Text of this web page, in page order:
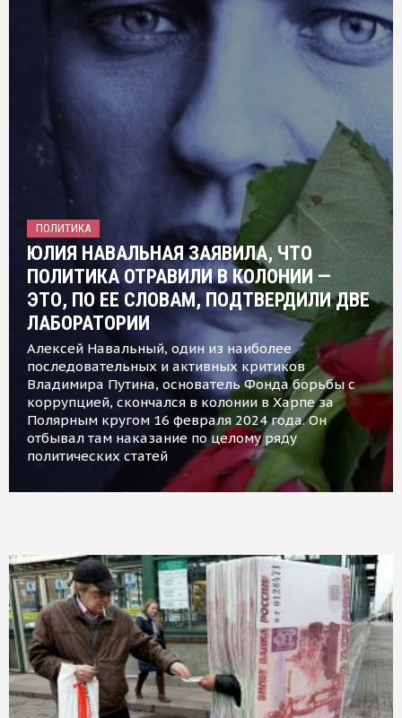
ПОЛИТИКА
ЮЛИЯ НАВАЛЬНАЯ ЗАЯВИЛА, ЧТО
ПОЛИТИКА ОТРАВИЛИ В КОЛОНИИ —
ЭТО, ПО ЕЕ СЛОВАМ, ПОДТВЕРДИЛИ ДВЕ
ЛАБОРАТОРИИ
Алексей Навальный, один из наиболее
последовательных и активных критиков
Владимира Путина, основатель Фонда борьбы с
коррупцией, скончался в колонии в Харпе за
Полярным кругом 16 февраля 2024 года. Он
отбывал там наказание по целому ряду
политических статей